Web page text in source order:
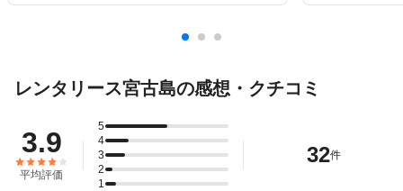
レンタリース宮古島の感想・クチコミ
3.9
平均評価
5
4
3
2
1
32件